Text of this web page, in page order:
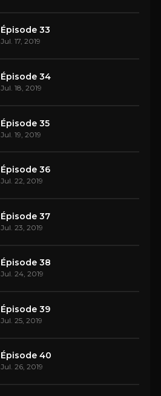
Épisode 33
Jul. 17, 2019
Épisode 34
Jul. 18, 2019
Épisode 35
Jul. 19, 2019
Épisode 36
Jul. 22, 2019
Épisode 37
Jul. 23, 2019
Épisode 38
Jul. 24, 2019
Épisode 39
Jul. 25, 2019
Épisode 40
Jul. 26, 2019